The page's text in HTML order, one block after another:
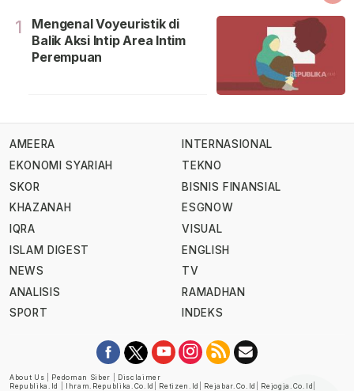
1
Mengenal Voyeuristik di
Balik Aksi Intip Area Intim
Perempuan
AMEERA
EKONOMI SYARIAH
SKOR
KHAZANAH
IQRA
ISLAM DIGEST
NEWS
ANALISIS
SPORT
INTERNASIONAL
TEKNO
BISNIS FINANSIAL
ESGNOW
VISUAL
ENGLISH
TV
RAMADHAN
INDEKS
About Us Pedoman Siber
Disclaimer
Republika.id
Ihram.republika.co.id Retizen.id Rejabar.co.id Rejogja.co.id